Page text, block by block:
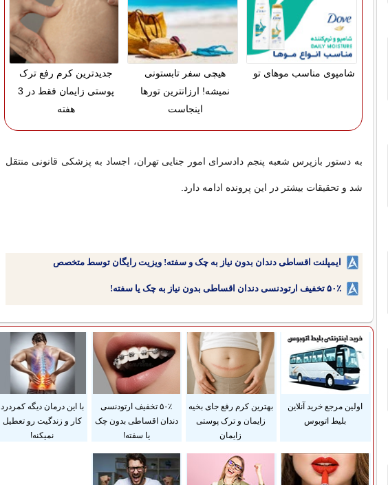
شامپوی مناسب موهای تو
هیچی سفر تابستونی
نمیشه! ارزانترین تورها
اینجاست
جدیدترین کرم رفع ترک
پوستی زایمان فقط در 3
هفته
به دستور بازپرس شعبه پنجم دادسرای امور جنایی تهران، اجساد به پزشکی قانونی منتقل
شد و تحقیقات بیشتر در این پرونده ادامه دارد.
ایمپلنت اقساطی دندان بدون نیاز به چک و سفته! ویزیت رایگان توسط متخصص
۵۰٪ تخفیف ارتودنسی دندان اقساطی بدون نیاز به چک یا سفته!
اولین مرجع خرید آنلاین
بلیط اتوبوس
بهترین کرم رفع جای بخیه
زایمان و ترک پوستی
زایمان
۵۰٪ تخفیف ارتودنسی
دندان اقساطی بدون چک
یا سفته!
با این درمان دیگه کمردرد
کار و زندگیت رو تعطیل
نمیکنه!